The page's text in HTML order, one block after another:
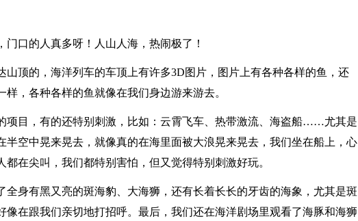
门口的人真多呀！人山人海，热闹极了！
山顶的，海洋列车的车顶上有许多3D图片，图片上有各种各样的鱼，还
，各种各样的鱼就像在我们身边游来游去。
项目，有的还特别刺激，比如：云霄飞车、热带激流、海盗船……尤其是
半空中晃来晃去，就像真的在海里面被大浪晃来晃去，我们坐在船上，心
在尖叫，我们都特别害怕，但又觉得特别刺激好玩。
全身有黑又亮的斑海豹、大海狮，还有长着长长的牙齿的海象，尤其是斑
像在跟我们亲切地打招呼。最后，我们还在海洋剧场里观看了海豚和海狮